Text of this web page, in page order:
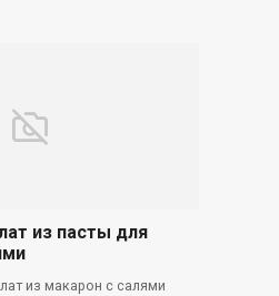
из пасты для
из макарон с салями